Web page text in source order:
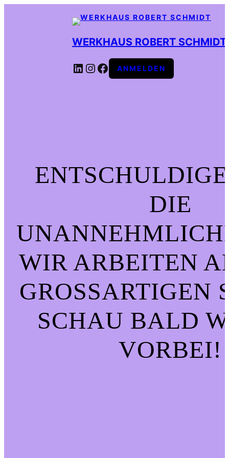
WERKHAUS ROBERT SCHMIDT
LINKEDIN
INSTAGRAM
FACEBOOK
ANMELDEN
DIE
WIR ARBEITEN
GROSSARTIGEN
CHAU BALD
ORBEI!